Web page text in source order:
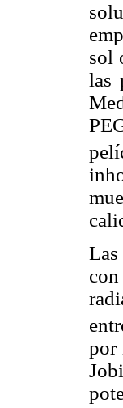
sol
las
Las
por